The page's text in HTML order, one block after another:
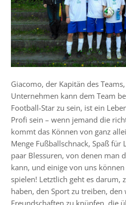
Giacomo, der Kapitän des
Unternehmen kann dem Team
Football-Star zu sein, ist ein
Profi sein – wenn jemand die
kommt das Können von ganz
Menge Fußballschnack, Spaß für
paar Blessuren, von denen man
kann, und einige von uns
spielen! Letztlich geht es darum,
haben, den Sport zu treiben,
Freundschaften zu knüpfen, die